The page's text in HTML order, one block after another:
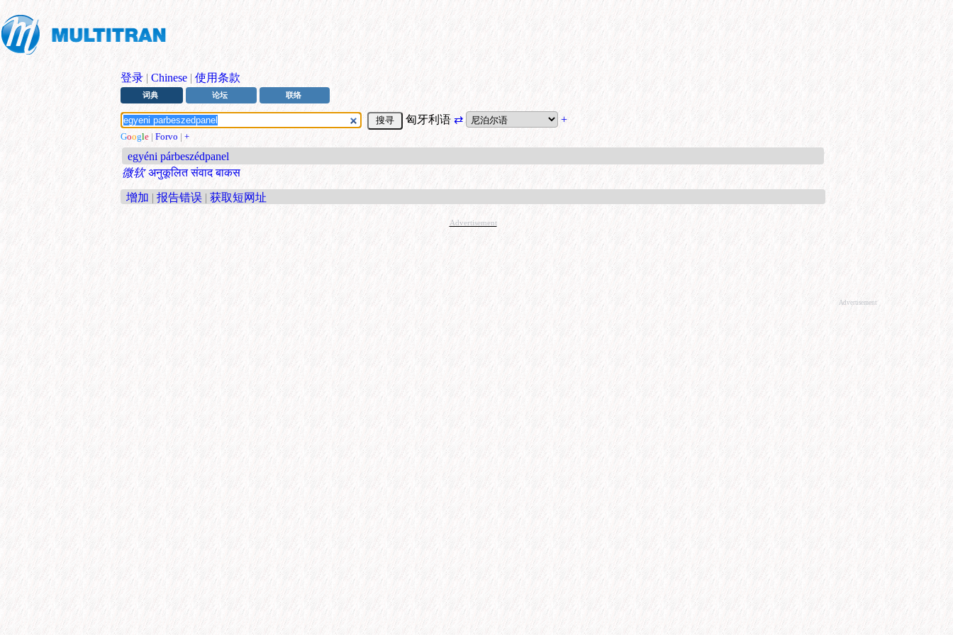
登录 | Chinese | 使用条款
词典 论坛 联络
匈牙利语 ⇄ +
Google | Forvo | +
egyéni párbeszédpanel
微软 अनुकूलित संवाद बाकस
增加 | 报告错误 | 获取短网址
Advertisement
Advertisement